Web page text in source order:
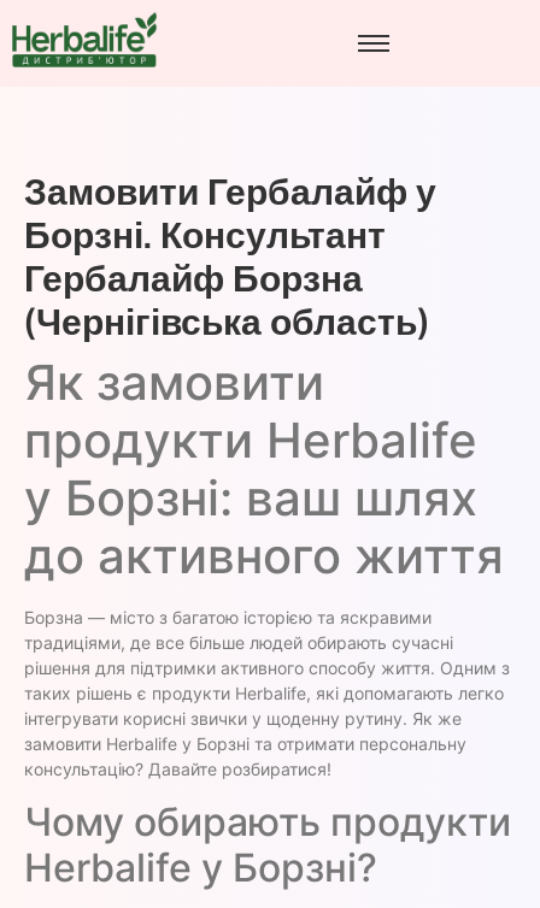
Замовити Гербалайф у
Борзні. Консультант
Гербалайф Борзна
(Чернігівська область)
Як замовити
продукти Herbalife
у Борзні: ваш шлях
до активного життя
Борзна — місто з багатою історією та яскравими
традиціями, де все більше людей обирають сучасні
рішення для підтримки активного способу життя. Одним з
таких рішень є продукти Herbalife, які допомагають легко
інтегрувати корисні звички у щоденну рутину. Як же
замовити Herbalife у Борзні та отримати персональну
консультацію? Давайте розбиратися!
Чому обирають продукти
Herbalife у Борзні?